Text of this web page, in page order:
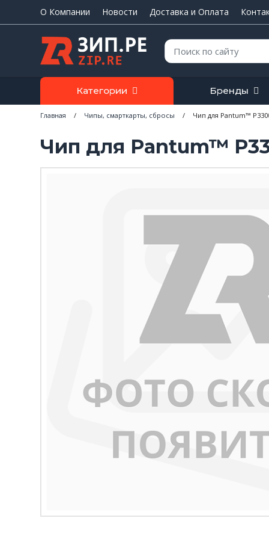
О Компании Новости Доставка и Оплата
Поиск:
Категории Бренды
Главная / Чипы, смарткарты, сбросы / Чип для Pantum™
Чип для Pantum™